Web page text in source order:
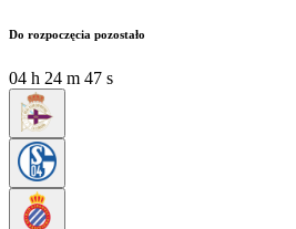
Do rozpoczęcia pozostało
04 h 24 m 47 s